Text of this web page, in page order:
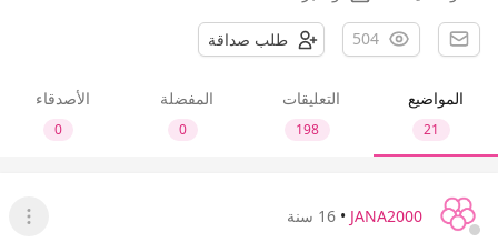
504 طلب صداقة
المواضيع
21
التعليقات
198
المفضلة
0
الأصدقاء
0
JANA2000
• 16 سنة
عرض